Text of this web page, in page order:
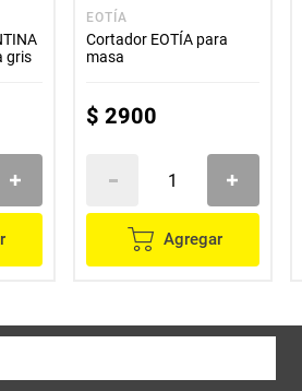
gris
EOTÍA
Cortador EOTÍA para
masa
$ 2900
Agregar